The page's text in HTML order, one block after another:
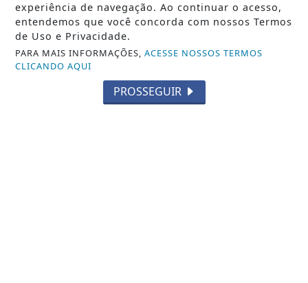
/ NOTÍCIAS
POLÍTICA
MUNDO
experiência de navegação. Ao continuar o acesso,
entendemos que você concorda com nossos Termos
de Uso e Privacidade.
PARA MAIS INFORMAÇÕES,ACESSE NOSSOS TERMOS
CLICANDO AQUI
PROSSEGUIR